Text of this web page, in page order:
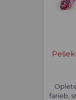
farieb,